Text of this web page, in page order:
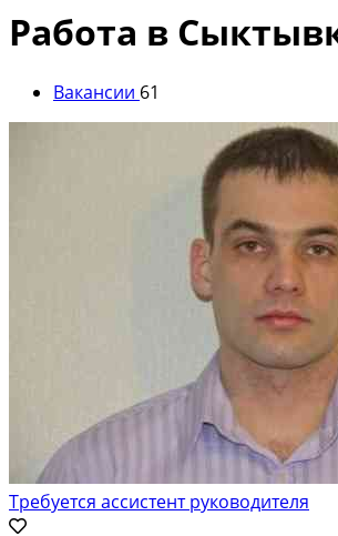
Работа в
Вакансии 61
Требуется ассистент руководителя